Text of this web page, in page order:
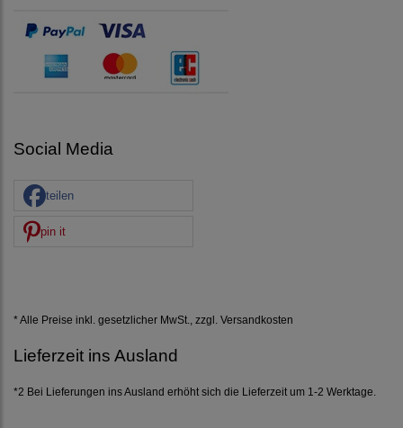
Social Media
teilen
pin it
* Alle Preise inkl. gesetzlicher MwSt., zzgl. Versandkosten
Lieferzeit ins Ausland
*2 Bei Lieferungen ins Ausland erhöht sich die Lieferzeit um 1-2 Werktage.